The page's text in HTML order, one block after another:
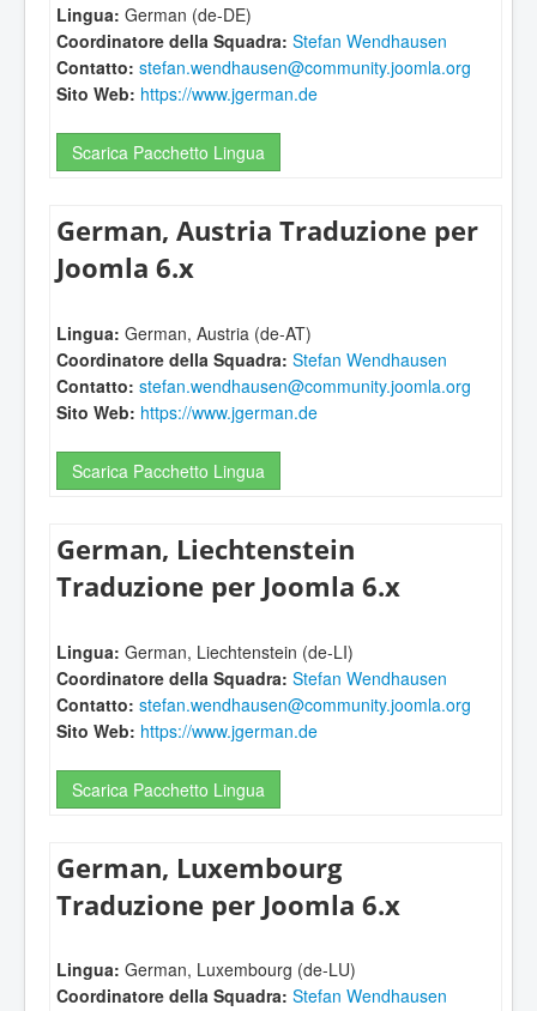
Lingua: German (de-DE)
Coordinatore della Squadra: Stefan Wendhausen
Contatto: stefan.wendhausen@community.joomla.org
Sito Web: https://www.jgerman.de
Scarica Pacchetto Lingua
German, Austria Traduzione per
Joomla 6.x
Lingua: German, Austria (de-AT)
Coordinatore della Squadra: Stefan Wendhausen
Contatto: stefan.wendhausen@community.joomla.org
Sito Web: https://www.jgerman.de
Scarica Pacchetto Lingua
German, Liechtenstein
Traduzione per Joomla 6.x
Lingua: German, Liechtenstein (de-LI)
Coordinatore della Squadra: Stefan Wendhausen
Contatto: stefan.wendhausen@community.joomla.org
Sito Web: https://www.jgerman.de
Scarica Pacchetto Lingua
German, Luxembourg
Traduzione per Joomla 6.x
Lingua: German, Luxembourg (de-LU)
Coordinatore della Squadra: Stefan Wendhausen